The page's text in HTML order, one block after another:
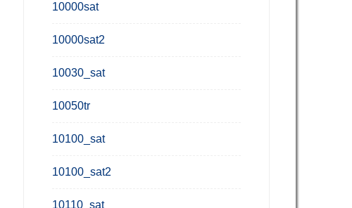
10000sat
10000sat2
10030_sat
10050tr
10100_sat
10100_sat2
10110_sat